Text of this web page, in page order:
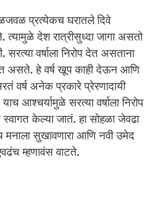
प्रत्येकच घरातले दिवे
देश रात्रीसुध्दा जागा असतो
वर्षाला निरोप देत असताना
असते. हे वर्ष खूप काही देऊन आणि
वर्ष अनेक प्रकारे प्रेरणादायी
आश्चर्यामुळे सरत्या वर्षाला निरोप
स्वागत केल्या जातं. हा सोहळा जेवढा
सुखावणारा आणि नवी उमेद
म्हणावंस वाटते.